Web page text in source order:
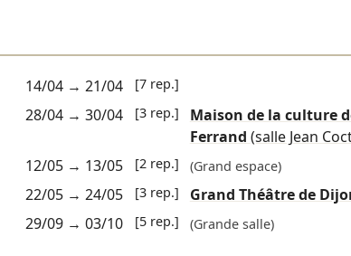
14/04→ 21/04 [7 rep.]
28/04→ 30/04 [3 rep.]
Maison de la culture
Ferrand (salle Jean
12/05→ 13/05 [2 rep.] (Grand espace)
22/05→ 24/05 [3 rep.]
Grand Théâtre de
29/09→ 03/10 [5 rep.] (Grande salle)